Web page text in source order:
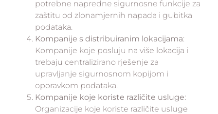
potrebne napredne sigurnosne funkcije za
zaštitu od zlonamjernih napada i gubitka
podataka.
Kompanije s distribuiranim lokacijama:
Kompanije koje posluju na više lokacija i
trebaju centralizirano rješenje za
upravljanje sigurnosnom kopijom i
oporavkom podataka.
Kompanije koje koriste različite usluge:
Organizacije koje koriste različite usluge